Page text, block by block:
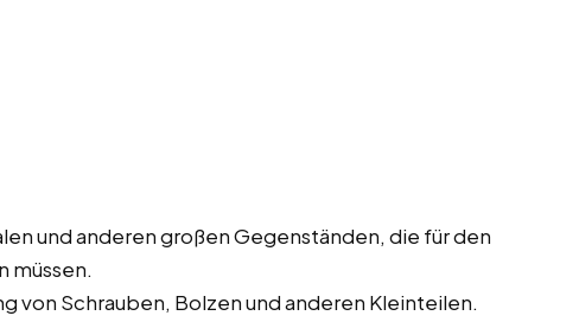
und anderen großen Gegenständen, die für den
müssen.
von Schrauben, Bolzen und anderen Kleinteilen.